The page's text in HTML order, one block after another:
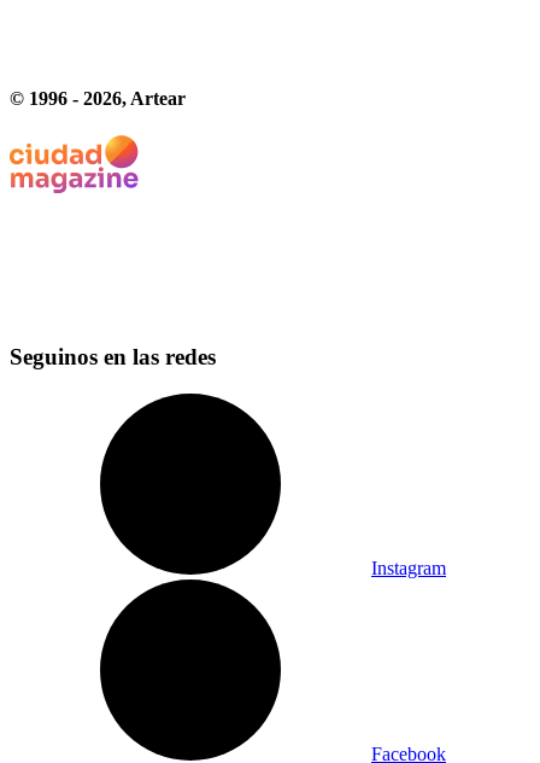
© 1996 - 2026, Artear
Seguinos en las redes
Instagram
Facebook